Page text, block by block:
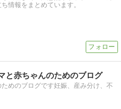
情報をまとめています。
赤ちゃんのためのブログ
めのブログです妊娠、産み分け、不